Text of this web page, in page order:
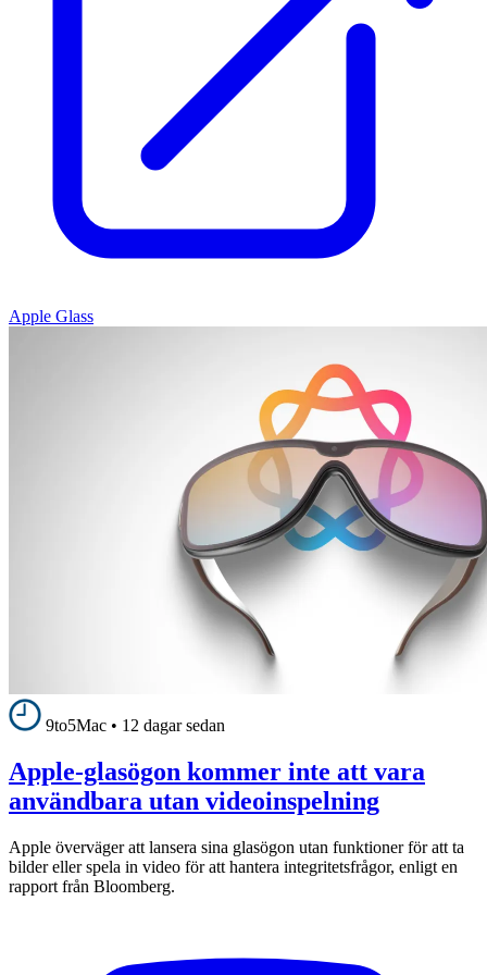
Apple Glass
9to5Mac • 12 dagar sedan
Apple-glasögon kommer inte att vara
användbara utan videoinspelning
Apple överväger att lansera sina glasögon utan funktioner för att ta
bilder eller spela in video för att hantera integritetsfrågor, enligt en
rapport från Bloomberg.